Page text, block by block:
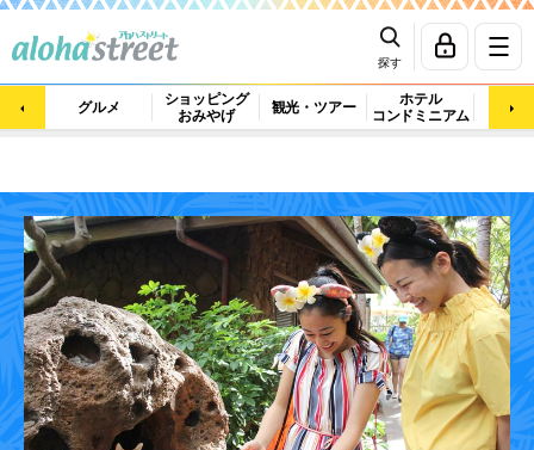
探す
グルメ
ショッピング
おみやげ
観光・ツアー
ホテル
コンドミニアム
マッ